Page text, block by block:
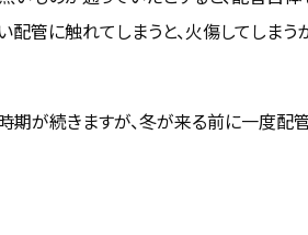
管に触れてしまうと、火傷してしまう
期が続きますが、冬が来る前に一度配